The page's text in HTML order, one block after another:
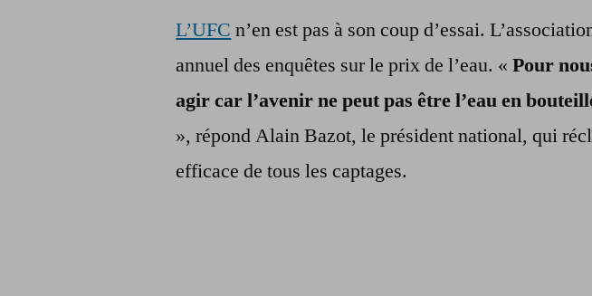
L’UFC n’en est pas à son coup d’essai.
annuel des enquêtes sur le prix de l’eau. «Pour
agir car l’avenir ne peut pas être l’eau en
», répond Alain Bazot, le président national, qui
efficace de tous les captages.